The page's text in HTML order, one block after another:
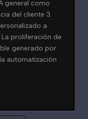
general como
del cliente 3.
a
La proliferación de
generado por
automatización